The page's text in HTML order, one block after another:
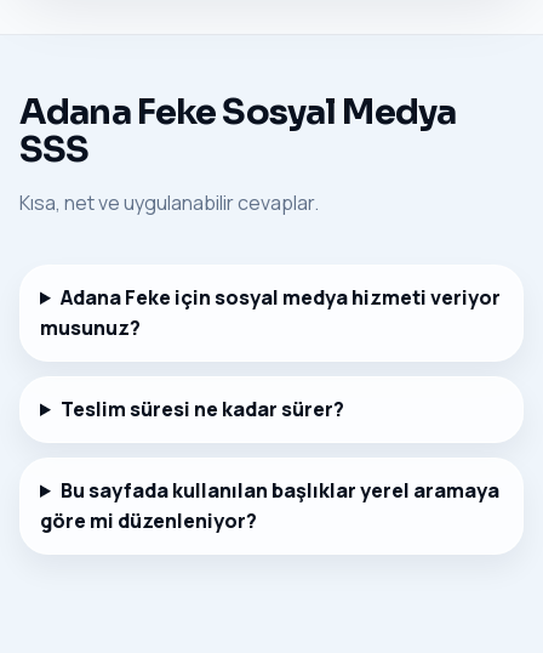
Adana Feke Sosyal Medya
SSS
Kısa, net ve uygulanabilir cevaplar.
Adana Feke için sosyal medya hizmeti veriyor
musunuz?
Teslim süresi ne kadar sürer?
Bu sayfada kullanılan başlıklar yerel aramaya
göre mi düzenleniyor?